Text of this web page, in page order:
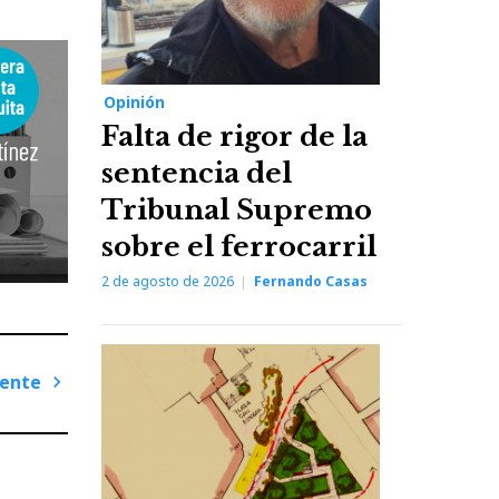
Opinión
Falta de rigor de la
sentencia del
Tribunal Supremo
sobre el ferrocarril
2 de agosto de 2026 Fernando Casas